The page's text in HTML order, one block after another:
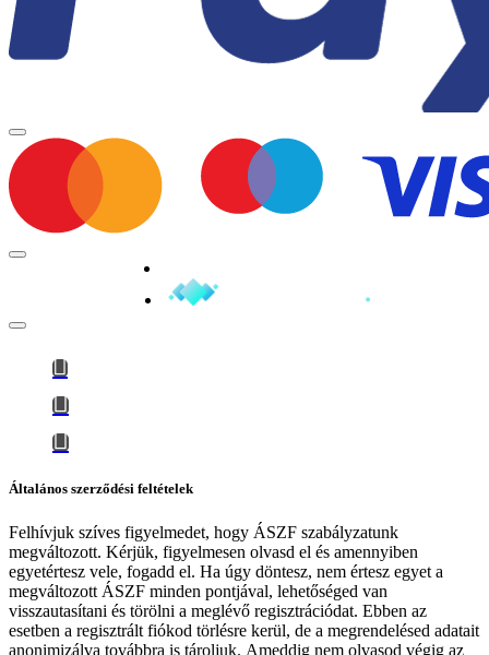
Általános szerződési feltételek
Felhívjuk szíves figyelmedet, hogy ÁSZF szabályzatunk
megváltozott. Kérjük, figyelmesen olvasd el és amennyiben
egyetértesz vele, fogadd el. Ha úgy döntesz, nem értesz egyet a
megváltozott ÁSZF minden pontjával, lehetőséged van
visszautasítani és törölni a meglévő regisztrációdat. Ebben az
esetben a regisztrált fiókod törlésre kerül, de a megrendelésed adatait
anonimizálva továbbra is tároljuk. Ameddig nem olvasod végig az